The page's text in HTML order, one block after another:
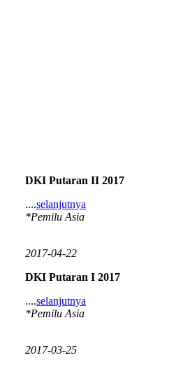
DKI Putaran II 2017
....selanjutnya
*Pemilu Asia
2017-04-22
DKI Putaran I 2017
....selanjutnya
*Pemilu Asia
2017-03-25